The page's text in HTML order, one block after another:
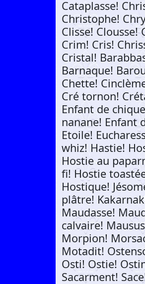
Cataplasse!
Christophe!
Clisse! Clousse!
Crim! Cris!
Cristal!
Barnaque!
Chette!
Cré tornon!
Enfant de
nanane! Enfant
Etoile!
whiz! Hastie!
Hostie au
fi! Hostie
Hostique!
plâtre!
Maudasse!
calvaire!
Morpion!
Motadit!
Osti! Ostie!
Sacarment!